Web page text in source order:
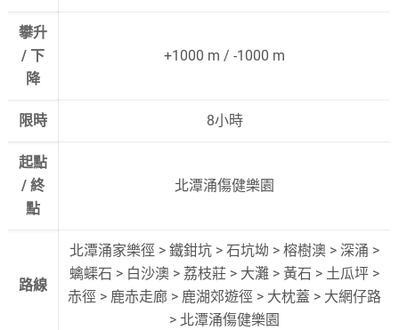
攀升
/ 下
降
+1000 m / -1000 m
限時 8小時
起點
/ 終
點
北潭涌傷健樂園
路線
北潭涌家樂徑 > 鐵鉗坑 > 石坑坳 > 榕樹澳 > 深涌 >
蠄蟝石 > 白沙澳 > 荔枝莊 > 大灘 > 黃石 > 土瓜坪 >
赤徑 > 鹿赤走廊 > 鹿湖郊遊徑 > 大枕蓋 > 大網仔路
> 北潭涌傷健樂園